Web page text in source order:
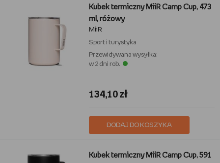
Kubek termiczny MiiR Camp Cup, 473
ml, różowy
MiiR
Sport i turystyka
Przewidywana wysyłka:
w 2 dni rob.
134,10 zł
DODAJ DO KOSZYKA
Kubek termiczny MiiR Camp Cup, 591